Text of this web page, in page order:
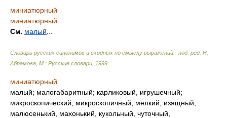
миниатюрный
миниатюрный
См. малый
Словарь русских синонимов и сходных по смыслу выражений.- под. ред. Н.
Абрамова, М.: Русские словари 1999
миниатюрный
малый; малогабаритный; карликовый, игрушечный;
микроскопический, микроскопичный, мелкий, изящный,
малюсенький, махонький, кукольный, чуточный,